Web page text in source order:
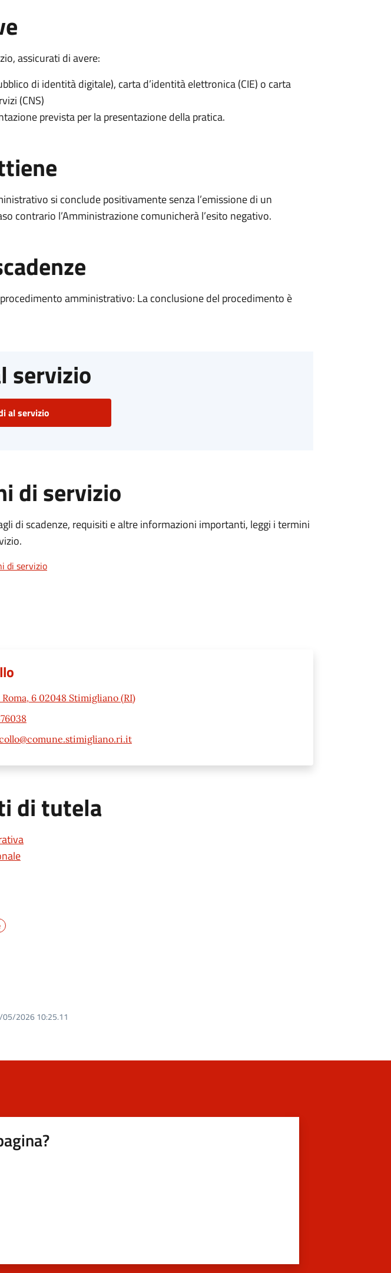
assicurati di avere:
di identità digitale), carta d’identità elettronica (CIE) o carta
(CNS)
prevista per la presentazione della pratica.
si conclude positivamente senza l’emissione di un
contrario l’Amministrazione comunicherà l’esito negativo.
amministrativo: La conclusione del procedimento è
servizio
al servizio
di servizio
di scadenze, requisiti e altre informazioni importanti, leggi i termini
di servizio
Roma, 6 02048 Stimigliano (RI)
di tutela
05/2026 10:25.11